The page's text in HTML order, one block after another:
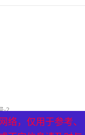
络，仅用于参考、
-2
中心
稿联系邮箱：
络，仅用于参考、